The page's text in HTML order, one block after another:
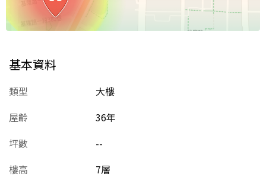
基本資料
類型
大樓
屋齡
36年
坪數
--
樓高
7層